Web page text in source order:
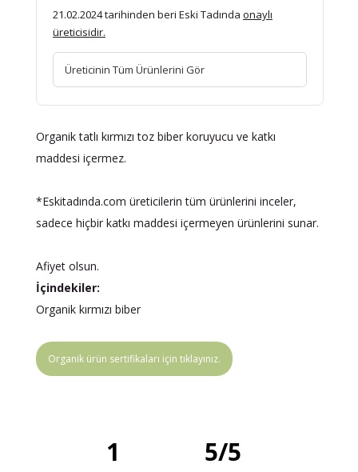
21.02.2024 tarihinden beri Eski Tadında onaylı
üreticisidir.
Üreticinin Tüm Ürünlerini Gör
Organik tatlı kırmızı toz biber koruyucu ve katkı
maddesi içermez.
*Eskitadında.com üreticilerin tüm ürünlerini inceler,
sadece hiçbir katkı maddesi içermeyen ürünlerini sunar.
Afiyet olsun.
İçindekiler:
Organik kırmızı biber
Organik ürün sertifikaları için tıklayınız.
1 5/5